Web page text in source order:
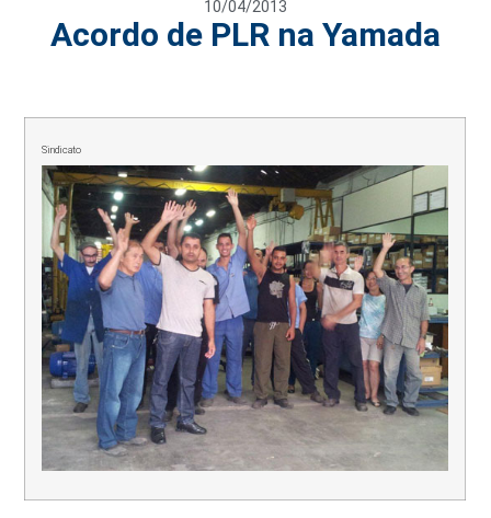
10/04/2013
Acordo de PLR na Yamada
Sindicato